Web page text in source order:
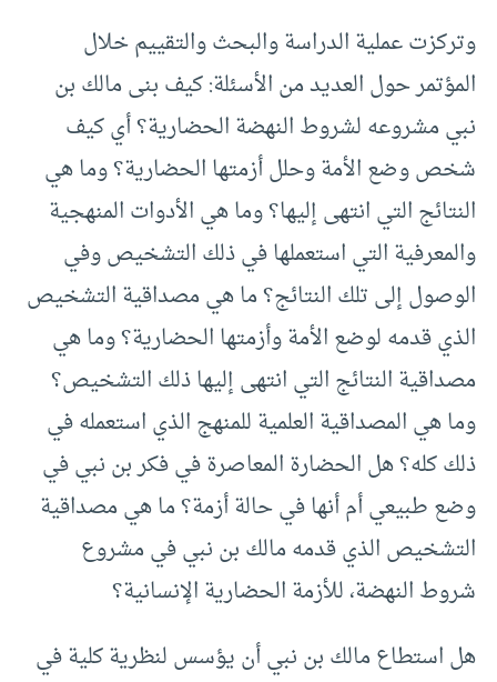
وتركزت عملية الدراسة والبحث والتقييم خلال
المؤتمر حول العديد من الأسئلة: كيف بنى مالك بن
نبي مشروعه لشروط النهضة الحضارية؟ أي كيف
شخص وضع الأمة وحلل أزمتها الحضارية؟ وما هي
النتائج التي انتهى إليها؟ وما هي الأدوات المنهجية
والمعرفية التي استعملها في ذلك التشخيص وفي
الوصول إلى تلك النتائج؟ ما هي مصداقية التشخيص
الذي قدمه لوضع الأمة وأزمتها الحضارية؟ وما هي
مصداقية النتائج التي انتهى إليها ذلك التشخيص؟
وما هي المصداقية العلمية للمنهج الذي استعمله في
ذلك كله؟ هل الحضارة المعاصرة في فكر بن نبي في
وضع طبيعي أم أنها في حالة أزمة؟ ما هي مصداقية
التشخيص الذي قدمه مالك بن نبي في مشروع
شروط النهضة، للأزمة الحضارية الإنسانية؟
هل استطاع مالك بن نبي أن يؤسس لنظرية كلية في